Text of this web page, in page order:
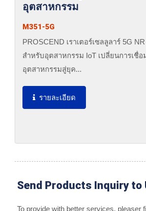
อุตสาหกรรม
M351-5G
PROSCEND เราเตอร์เซลลูลาร์ 5G
สำหรับอุตสาหกรรม IoT เปลี่ยนการเชื่อ
อุตสาหกรรมสู่ยุค...
รายละเอียด